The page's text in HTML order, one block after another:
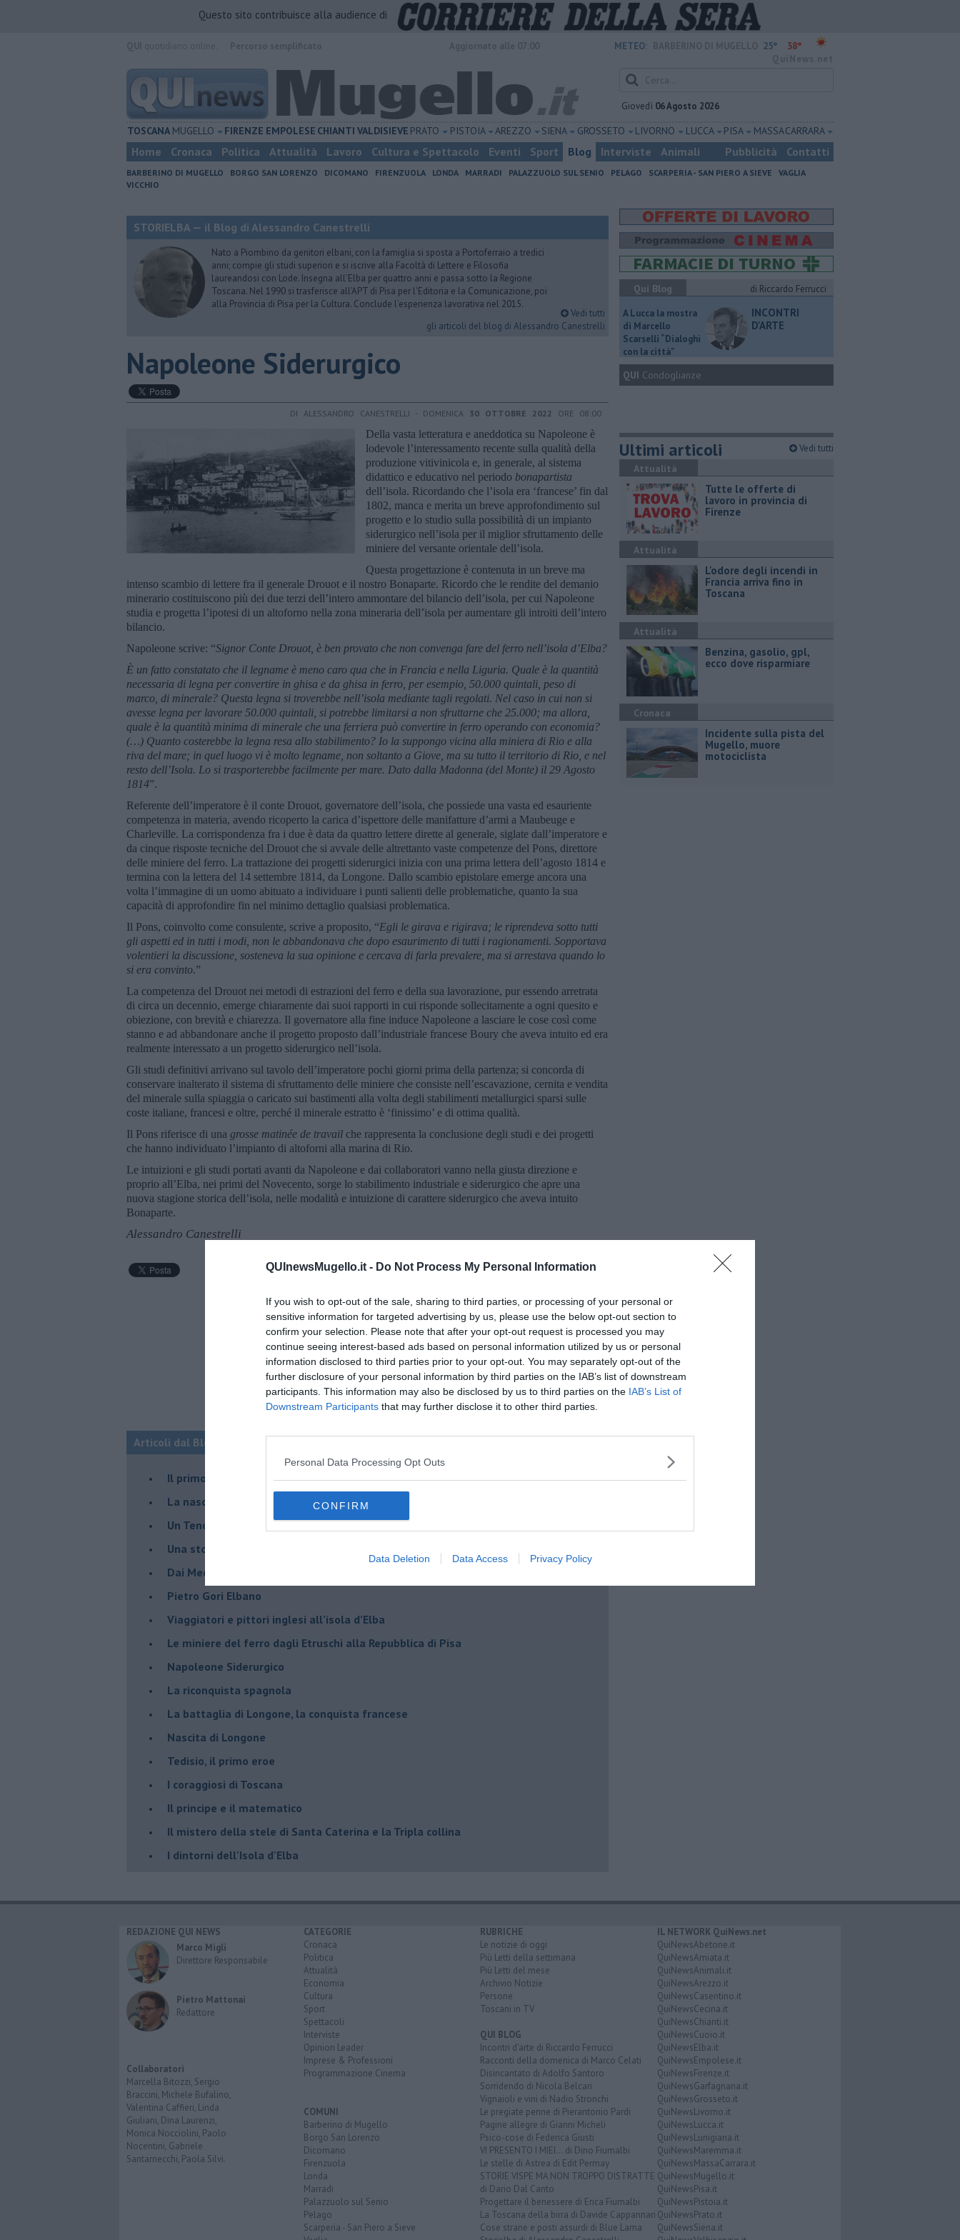
QUInewsMugello.it - Do Not Process My Personal Information
If you wish to opt-out of the sale, sharing to third parties, or processing of your personal or
sensitive information for targeted advertising by us, please use the below opt-out section to
confirm your selection. Please note that after your opt-out request is processed you may
continue seeing interest-based ads based on personal information utilized by us or personal
information disclosed to third parties prior to your opt-out. You may separately opt-out of the
further disclosure of your personal information by third parties on the IAB’s list of downstream
participants. This information may also be disclosed by us to third parties on the IAB’s List of
Downstream Participants that may further disclose it to other third parties.
Personal Data Processing Opt Outs
CONFIRM
Data Deletion Data Access Privacy Policy
Questo sito contribuisce alla audience di
METEO: 25° 38°
Giovedì 06 Agosto 2026
TOSCANA MUGELLO FIRENZE EMPOLESE CHIANTI VALDISIEVE PRATO PISTOIA AREZZO SIENA GROSSETO LIVORNO LUCCA PISA MASSA CARRARA
Home Cronaca Politica Attualità Lavoro Cultura e Spettacolo Eventi Sport Blog Interviste Animali Pubblicità Contatti
BARBERINO DI MUGELLO BORGO SAN LORENZO DICOMANO FIRENZUOLA LONDA MARRADI PALAZZUOLO SUL SENIO PELAGO SCARPERIA - SAN PIERO A SIEVE
VAGLIA
VICCHIO
STORIELBA — il Blog di Alessandro Canestrelli
Nato a Piombino da genitori elbani, con la famiglia si sposta a Portoferraio a tredici
anni; compie gli studi superiori e si iscrive alla Facoltà di Lettere e Filosofia
laureandosi con Lode. Insegna all’Elba per quattro anni e passa sotto la Regione
Toscana. Nel 1990 si trasferisce all’APT di Pisa per l'Editoria e la Comunicazione, poi
alla Provincia di Pisa per la Cultura. Conclude l’esperienza lavorativa nel 2015.
Vedi tutti
gli articoli del blog di Alessandro Canestrelli
​Napoleone Siderurgico
DI ALESSANDRO CANESTRELLI - DOMENICA 30 OTTOBRE 2022 ORE 08:00
Della vasta letteratura e aneddotica su Napoleone è
lodevole l’interessamento recente sulla qualità della
produzione vitivinicola e, in generale, al sistema
didattico e educativo nel periodo bonapartista
dell’isola. Ricordando che l’isola era ‘francese’ fin dal
1802, manca e merita un breve approfondimento sul
progetto e lo studio sulla possibilità di un impianto
siderurgico nell’isola per il miglior sfruttamento delle
miniere del versante orientale dell’isola.
Questa progettazione è contenuta in un breve ma
intenso scambio di lettere fra il generale Drouot e il nostro Bonaparte. Ricordo che le rendite del demanio
minerario costituiscono più dei due terzi dell’intero ammontare del bilancio dell’isola, per cui Napoleone
studia e progetta l’ipotesi di un altoforno nella zona mineraria dell’isola per aumentare gli introiti dell’intero
bilancio.
Napoleone scrive: “Signor Conte Drouot, è ben provato che non convenga fare del ferro nell’isola d’Elba?
È un fatto constatato che il legname è meno caro qua che in Francia e nella Liguria. Quale è la quantità
necessaria di legna per convertire in ghisa e da ghisa in ferro, per esempio, 50.000 quintali, peso di
marco, di minerale? Questa legna si troverebbe nell’isola mediante tagli regolati. Nel caso in cui non si
avesse legna per lavorare 50.000 quintali, si potrebbe limitarsi a non sfruttarne che 25.000; ma allora,
quale è la quantità minima di minerale che una ferriera può convertire in ferro operando con economia?
(…) Quanto costerebbe la legna resa allo stabilimento? Io la suppongo vicina alla miniera di Rio e alla
riva del mare; in quel luogo vi è molto legname, non soltanto a Giove, ma su tutto il territorio di Rio, e nel
resto dell’Isola. Lo si trasporterebbe facilmente per mare. Dato dalla Madonna (del Monte) il 29 Agosto
1814”.
Referente dell’imperatore è il conte Drouot, governatore dell’isola, che possiede una vasta ed esauriente
competenza in materia, avendo ricoperto la carica d’ispettore delle manifatture d’armi a Maubeuge e
Charleville. La corrispondenza fra i due è data da quattro lettere dirette al generale, siglate dall’imperatore e
da cinque risposte tecniche del Drouot che si avvale delle altrettanto vaste competenze del Pons, direttore
delle miniere del ferro. La trattazione dei progetti siderurgici inizia con una prima lettera dell’agosto 1814 e
termina con la lettera del 14 settembre 1814, da Longone. Dallo scambio epistolare emerge ancora una
volta l’immagine di un uomo abituato a individuare i punti salienti delle problematiche, quanto la sua
capacità di approfondire fin nel minimo dettaglio qualsiasi problematica.
Il Pons, coinvolto come consulente, scrive a proposito, “Egli le girava e rigirava; le riprendeva sotto tutti
gli aspetti ed in tutti i modi, non le abbandonava che dopo esaurimento di tutti i ragionamenti. Sopportava
volentieri la discussione, sosteneva la sua opinione e cercava di farla prevalere, ma si arrestava quando lo
si era convinto.”
La competenza del Drouot nei metodi di estrazioni del ferro e della sua lavorazione, pur essendo arretrata
di circa un decennio, emerge chiaramente dai suoi rapporti in cui risponde sollecitamente a ogni quesito e
obiezione, con brevità e chiarezza. Il governatore alla fine induce Napoleone a lasciare le cose così come
stanno e ad abbandonare anche il progetto proposto dall’industriale francese Boury che aveva intuito ed era
realmente interessato a un progetto siderurgico nell’isola.
Gli studi definitivi arrivano sul tavolo dell’imperatore pochi giorni prima della partenza; si concorda di
conservare inalterato il sistema di sfruttamento delle miniere che consiste nell’escavazione, cernita e vendita
del minerale sulla spiaggia o caricato sui bastimenti alla volta degli stabilimenti metallurgici sparsi sulle
coste italiane, francesi e oltre, perché il minerale estratto è ‘finissimo’ e di ottima qualità.
Il Pons riferisce di una grosse matinée de travail che rappresenta la conclusione degli studi e dei progetti
che hanno individuato l’impianto di altoforni alla marina di Rio.
Le intuizioni e gli studi portati avanti da Napoleone e dai collaboratori vanno nella giusta direzione e
proprio all’Elba, nei primi del Novecento, sorge lo stabilimento industriale e siderurgico che apre una
nuova stagione storica dell’isola, nelle modalità e intuizione di carattere siderurgico che aveva intuito
Bonaparte.
Alessandro Canestrelli
Articoli dal Blog “Storielba” di Alessandro Canestrelli
Il primo isolario (Abraham Ortelius)
La nascita di Cosmopoli
​Un Tenore, un Pittore e un Autore
Una storia invisibile
Dai Medici ai Lorena
​Pietro Gori Elbano
​Viaggiatori e pittori inglesi all’isola d’Elba
Le miniere del ferro dagli Etruschi alla Repubblica di Pisa
​Napoleone Siderurgico
​La riconquista spagnola
​La battaglia di Longone, la conquista francese
Nascita di Longone
Tedisio, il primo eroe
I coraggiosi di Toscana
Il principe e il matematico
Il mistero della stele di Santa Caterina e la Tripla collina
I dintorni dell'Isola d'Elba
Qui Blog
di Riccardo Ferrucci
A Lucca la mostra
di Marcello
Scarselli “Dialoghi
con la città"
INCONTRI
D'ARTE
QUI Condoglianze
Ultimi articoli Vedi tutti
Attualità
​Tutte le offerte di
lavoro in provincia di
Firenze
Attualità
L'odore degli incendi in
Francia arriva fino in
Toscana
Attualità
​Benzina, gasolio, gpl,
ecco dove risparmiare
Cronaca
Incidente sulla pista del
Mugello, muore
motociclista
REDAZIONE QUI NEWS
Marco Migli
Direttore Responsabile
Pietro Mattonai
Redattore
Collaboratori
Marcella Bitozzi, Sergio
Braccini, Michele Bufalino,
Valentina Caffieri, Linda
Giuliani, Dina Laurenzi,
Monica Nocciolini, Paolo
Nocentini, Gabriele
Santarnecchi, Paola Silvi.
CATEGORIE
Cronaca
Politica
Attualità
Economia
Cultura
Sport
Spettacoli
Interviste
Opinion Leader
Imprese & Professioni
Programmazione Cinema
COMUNI
Barberino di Mugello
Borgo San Lorenzo
Dicomano
Firenzuola
Londa
Marradi
Palazzuolo sul Senio
Pelago
Scarperia - San Piero a Sieve
RUBRICHE
Le notizie di oggi
Più Letti della settimana
Più Letti del mese
Archivio Notizie
Persone
Toscani in TV
QUI BLOG
Incontri d'arte di Riccardo Ferrucci
Racconti della domenica di Marco Celati
Disincantato di Adolfo Santoro
Sorridendo di Nicola Belcari
Vignaioli e vini di Nadio Stronchi
Le pregiate penne di Pierantonio Pardi
Pagine allegre di Gianni Micheli
Psico-cose di Federica Giusti
VI PRESENTO I MIEI... di Dino Fiumalbi
Le stelle di Astrea di Edit Permay
STORIE VISPE MA NON TROPPO DISTRATTE
di Dario Dal Canto
Progettare il benessere di Erica Fiumalbi
La Toscana della birra di Davide Cappannari
Cose strane e posti assurdi di Blue Lama
IL NETWORK QuiNews.net
QuiNewsAbetone.it
QuiNewsAmiata.it
QuiNewsAnimali.it
QuiNewsArezzo.it
QuiNewsCasentino.it
QuiNewsCecina.it
QuiNewsChianti.it
QuiNewsCuoio.it
QuiNewsElba.it
QuiNewsEmpolese.it
QuiNewsFirenze.it
QuiNewsGarfagnana.it
QuiNewsGrosseto.it
QuiNewsLivorno.it
QuiNewsLucca.it
QuiNewsLunigiana.it
QuiNewsMaremma.it
QuiNewsMassaCarrara.it
QuiNewsMugello.it
QuiNewsPisa.it
QuiNewsPistoia.it
QuiNewsPrato.it
QuiNewsSiena.it